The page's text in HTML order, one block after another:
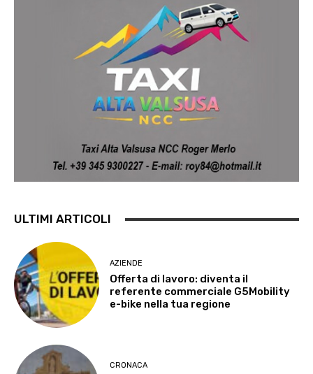
ULTIMI ARTICOLI
AZIENDE
Offerta di lavoro: diventa il
referente commerciale G5Mobility
e-bike nella tua regione
CRONACA